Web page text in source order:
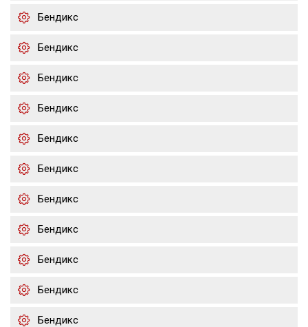
Бендикс
Бендикс
Бендикс
Бендикс
Бендикс
Бендикс
Бендикс
Бендикс
Бендикс
Бендикс
Бендикс